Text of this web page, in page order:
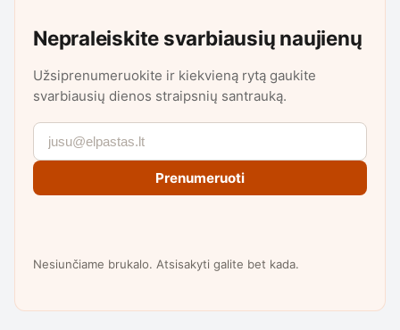
Nepraleiskite svarbiausių naujienų
Užsiprenumeruokite ir kiekvieną rytą gaukite
svarbiausių dienos straipsnių santrauką.
Prenumeruoti
Nesiunčiame brukalo. Atsisakyti galite bet kada.